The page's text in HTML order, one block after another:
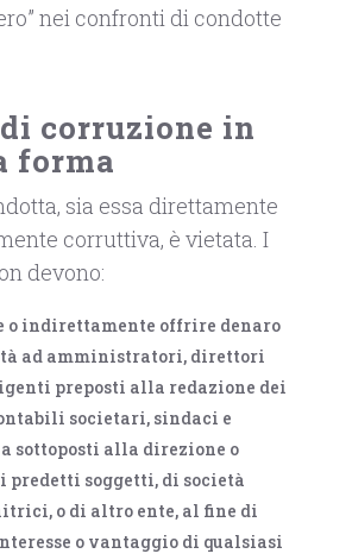
nei confronti di condotte
corruzione in
forma
sia essa direttamente
corruttiva, è vietata. I
devono:
o indirettamente offrire denaro
ad amministratori, direttori
preposti alla redazione dei
societari, sindaci e
sottoposti alla direzione o
soggetti, di società
o di altro ente, al fine di
o vantaggio di qualsiasi